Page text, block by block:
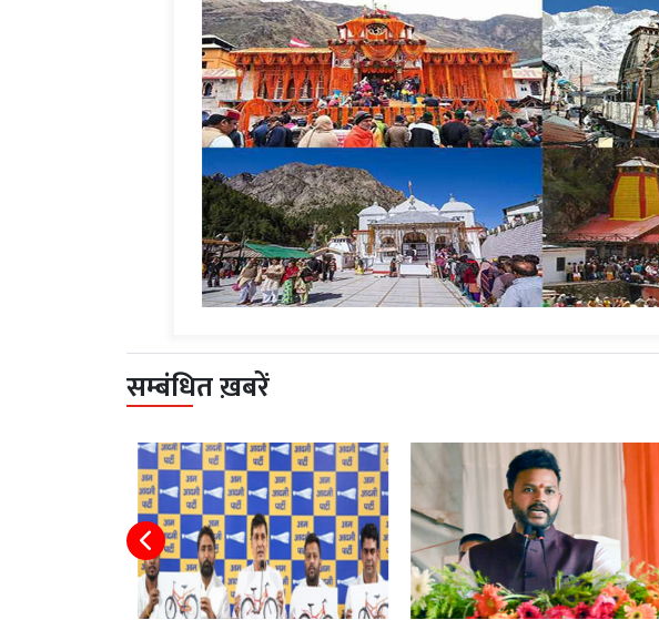
सम्बंधित ख़बरें